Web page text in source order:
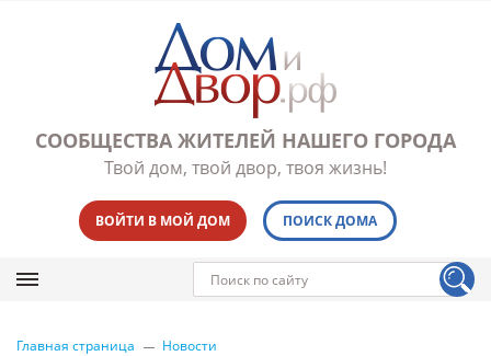
СООБЩЕСТВА ЖИТЕЛЕЙ НАШЕГО ГОРОДА
Твой дом, твой двор, твоя жизнь!
ВОЙТИ В МОЙ ДОМ ПОИСК ДОМА
Главная страница Новости